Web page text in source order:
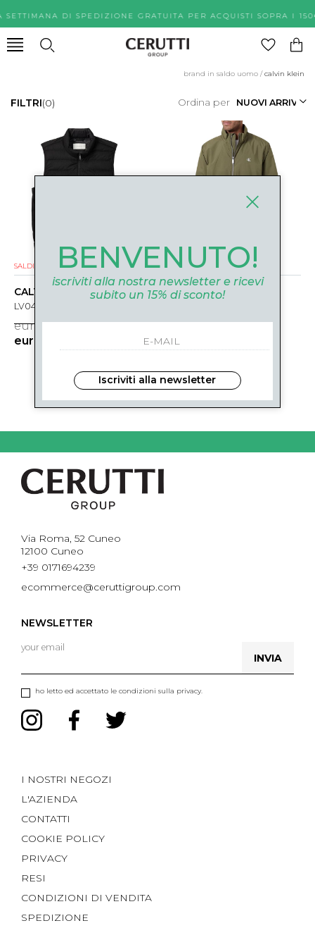
SETTIMANA DI SPEDIZIONE GRATUITA PER ACQUISTI
brand in saldo uomo /calvin klein
FILTRI(0) Ordina per
SALDI NUOVI ARRIVI
CALVIN KLEIN
LV04LE519GUB1 NERO
eur 129.00
eur 90.00
SALDI NUOVI ARRIVI
CALVIN KLEIN
eur 149.00
eur 104.00
2DI 2
Via Roma, 52 Cuneo
12100 Cuneo
+39 0171694239
ecommerce@ceruttigroup.com
NEWSLETTER
ho letto ed accettato le condizioni sulla privacy.
INVIA
I NOSTRI NEGOZI
L'AZIENDA
CONTATTI
COOKIE POLICY
PRIVACY
RESI
CONDIZIONI DI VENDITA
SPEDIZIONE
BENVENUTO!
iscriviti alla nostra newsletter e ricevi
subito un 15% di sconto!
Iscriviti alla newsletter